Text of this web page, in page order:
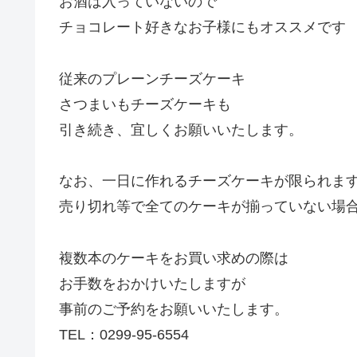
チョコレート好きなお子様にもオススメです
従来のプレーンチーズケーキ
さつまいもチーズケーキも
引き続き、宜しくお願いいたします。
なお、一日に作れるチーズケーキが限られま
売り切れ等で全てのケーキが揃っていない場
複数本のケーキをお買い求めの際は
お手数をおかけいたしますが
事前のご予約をお願いいたします。
TEL：0299-95-6554